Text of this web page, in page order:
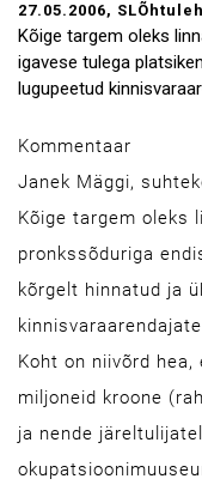
27.05.2006,
Kõige targem oleks
igavese tulega
lugupeetud
Kommentaar
Janek Mäggi,
Kõige targem oleks
pronkssõduriga
kõrgelt hinnatud ja
Koht on niivõrd
miljoneid kroone
ja nende